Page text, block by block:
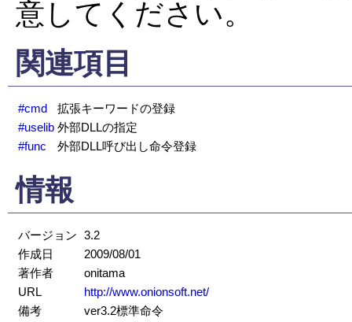
意してください。
関連項目
#cmd
拡張キーワードの登録
#uselib 外部DLLの指定
#func
外部DLL呼び出し命令登録
情報
バージョン 3.2
作成日
2009/08/01
著作者
onitama
URL
http://www.onionsoft.net/
備考
ver3.2標準命令